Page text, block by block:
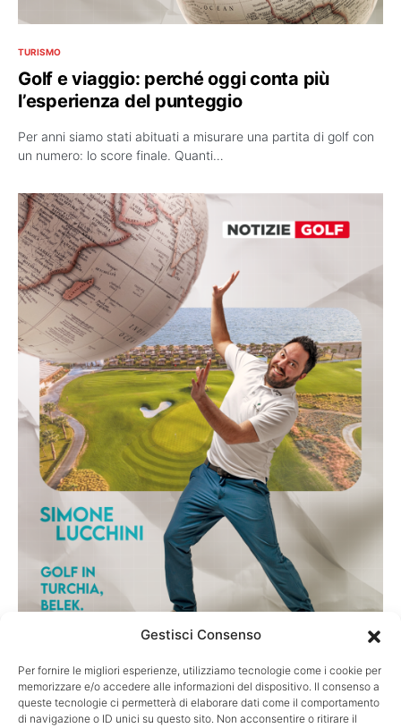
Gestisci Consenso
Per fornire le migliori esperienze, utilizziamo tecnologie come i cookie per
memorizzare e/o accedere alle informazioni del dispositivo. Il consenso a
queste tecnologie ci permetterà di elaborare dati come il comportamento
di navigazione o ID unici su questo sito. Non acconsentire o ritirare il
TURISMO
Golf e viaggio: perché oggi conta più
l’esperienza del punteggio
Per anni siamo stati abituati a misurare una partita di golf con
un numero: lo score finale. Quanti…
TURISMO
Golf in Turchia, Belek: la destinazione più